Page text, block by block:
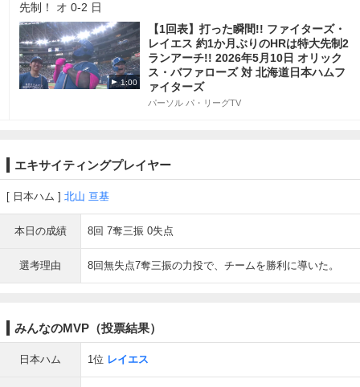
先制！ オ 0-2 日
1:00
【1回表】打った瞬間!! ファイターズ・
レイエス 約1か月ぶりのHRは特大先制2
ランアーチ!! 2026年5月10日 オリック
ス・バファローズ 対 北海道日本ハムフ
ァイターズ
パーソル パ・リーグTV
エキサイティングプレイヤー
日本ハム 北山 亘基
本日の成績 8回 7奪三振 0失点
選考理由 8回無失点7奪三振の力投で、チームを勝利に導いた。
みんなのMVP（投票結果）
日本ハム 1位 レイエス